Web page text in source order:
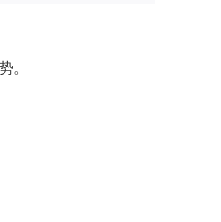
。